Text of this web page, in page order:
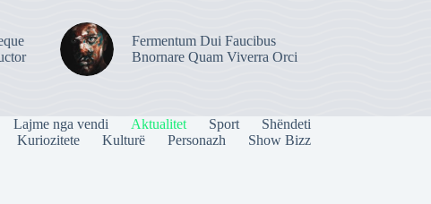
Fermentum Dui Faucibus
Bnornare Quam Viverra Orci
Lajme nga vendi Aktualitet Sport
Shëndeti
Kuriozitete
Kulturë Personazh Show Bizz